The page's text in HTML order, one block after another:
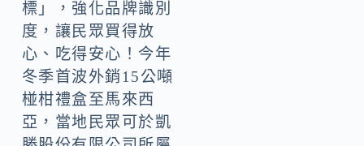
標」，強化品牌識別
度，讓民眾買得放
心、吃得安心！今年
冬季首波外銷15公噸
椪柑禮盒至馬來西
亞，當地民眾可於凱